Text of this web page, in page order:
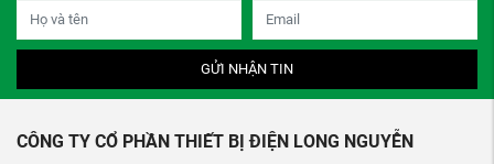
GỬI NHẬN TIN
CÔNG TY CỔ PHẦN THIẾT BỊ ĐIỆN LONG NGUYỄN